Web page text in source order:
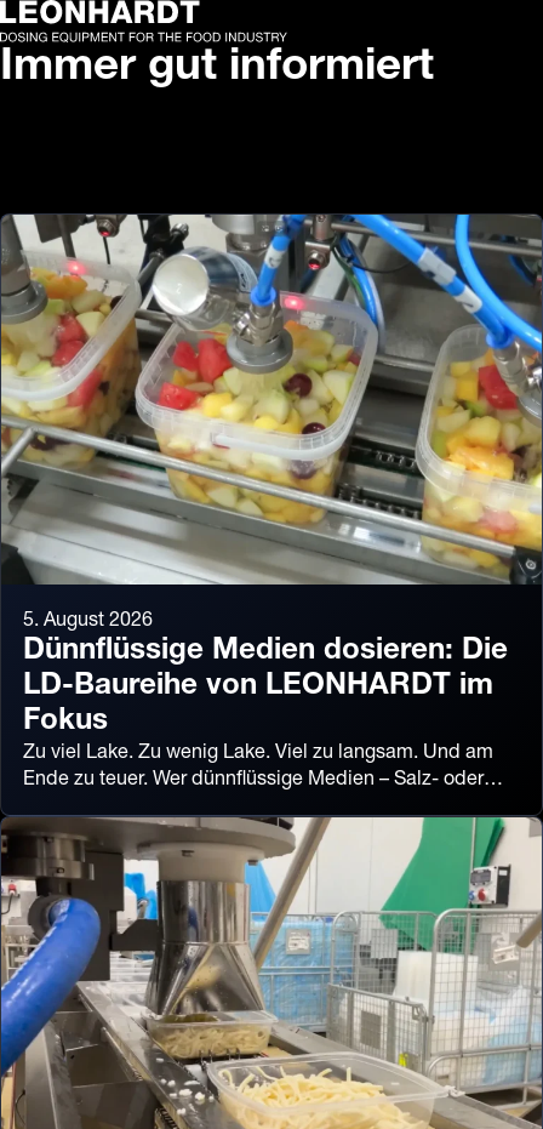
Immer gut informiert
5. August 2026
Dünnflüssige Medien dosieren: Die
LD-Baureihe von LEONHARDT im
Fokus
Zu viel Lake. Zu wenig Lake. Viel zu langsam. Und am
Ende zu teuer. Wer dünnflüssige Medien – Salz- oder…